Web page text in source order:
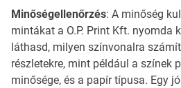
Minőségellenőrzés: A minőség
mintákat a O.P. Print Kft. nyomda
láthasd, milyen színvonalra
részletekre, mint például a színek
minősége, és a papír típusa. Egy